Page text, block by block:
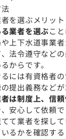
を選ぶメリッ
業者を選ぶこ
上下水道事業
法令遵守など
からです。
には有資格者
提出義務など
は制度上、信
安心して依頼で
て業者を探し
るかを確認す